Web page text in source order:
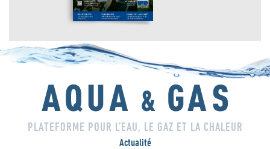
PLATEFORME POUR L’EAU, LE GAZ ET LA CHALEUR
Actualité